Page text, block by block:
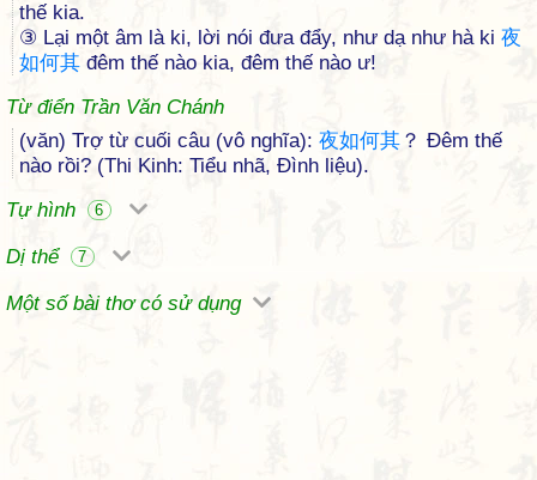
thế kia.
③ Lại một âm là ki, lời nói đưa đẩy, như dạ như hà ki 夜
如何其 đêm thế nào kia, đêm thế nào ư!
Từ điển Trần Văn Chánh
(văn) Trợ từ cuối câu (vô nghĩa): 夜如何其 ？ Đêm thế
nào rồi? (Thi Kinh: Tiểu nhã, Đình liệu).
Tự hình
6
Dị thể 7
Một số bài thơ có sử dụng